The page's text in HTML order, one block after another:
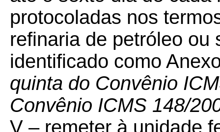
protocoladas nos
refinaria de petróleo ou
identificado como
quinta do Convênio
Convênio ICMS 148/
V – remeter à unidade